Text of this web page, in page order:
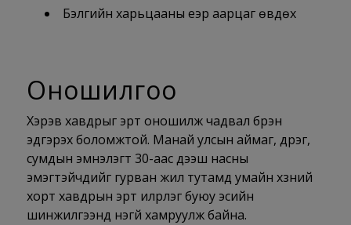
Бэлгийн харьцааны үеэр аарцаг өвдөх
Оношилгоо
Хэрэв хавдрыг эрт оношилж чадвал бүрэн
эдгэрэх боломжтой. Манай улсын аймаг, дүүрэг,
сумдын эмнэлэгт 30-аас дээш насны
эмэгтэйчүүдийг гурван жил тутамд умайн хүзүүний
хорт хавдрын эрт илрүүлэг буюу эсийн
шинжилгээнд үнэгүй хамруулж байна.